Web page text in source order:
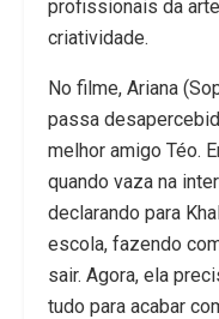
profissionais da
criatividade.
No filme, Ariana
passa
melhor amigo Téo.
quando vaza na
declarando para
escola, fazendo
sair. Agora, ela
tudo para acabar